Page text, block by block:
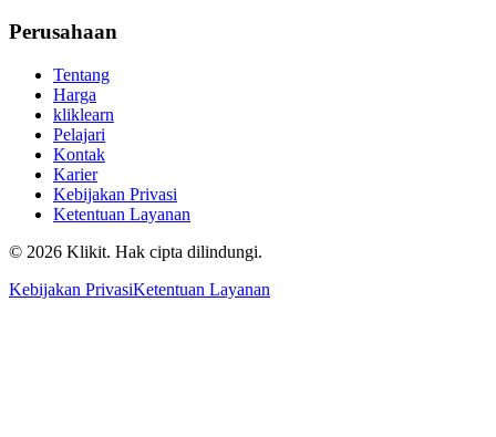
Perusahaan
Tentang
Harga
kliklearn
Pelajari
Kontak
Karier
Kebijakan Privasi
Ketentuan Layanan
© 2026 Klikit. Hak cipta dilindungi.
Kebijakan PrivasiKetentuan Layanan